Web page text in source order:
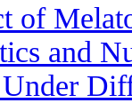
of
and